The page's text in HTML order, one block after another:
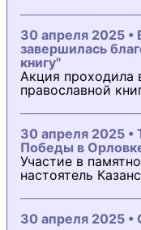
30 апреля 2025 •
завершилась
книгу"
Акция проходила
православной
30 апреля 2025 •
Победы в
Участие в
настоятель
30 апреля 2025 •